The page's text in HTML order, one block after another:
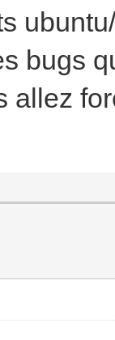
bugs
allez